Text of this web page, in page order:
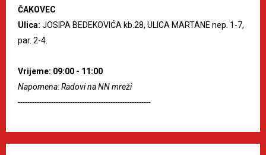
ČAKOVEC
Ulica: JOSIPA BEDEKOVIĆA kb.28, ULICA MARTANE nep. 1-7,
par. 2-4.
Vrijeme: 09:00 - 11:00
Napomena: Radovi na NN mreži
--------------------------------------------------------